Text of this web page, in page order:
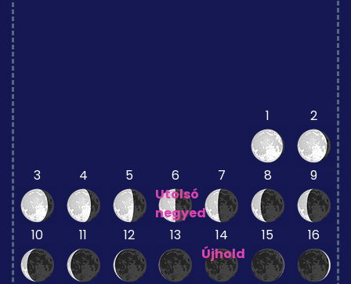
1 2
3 4 5
6
Utolsó
negyed
7 8 9
10 11 12 13
14
Újhold
15 16